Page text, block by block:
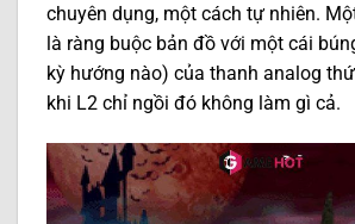
chuyên dụng, một cách tự nhiên.
là ràng buộc bản đồ với một cái
kỳ hướng nào) của thanh analog
khi L2 chỉ ngồi đó không làm gì cả.